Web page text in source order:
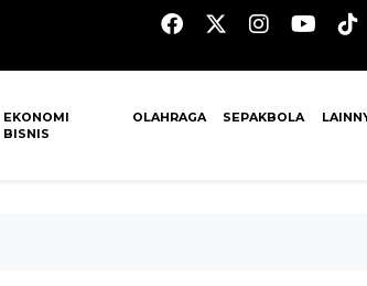
EKONOMI
BISNIS
OLAHRAGA SEPAKBOLA